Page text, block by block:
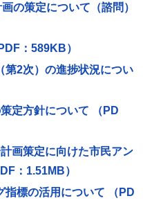
の策定について（諮問）
：589KB）
2次）の進捗状況につい
定方針について （PD
画策定に向けた市民アン
：1.51MB）
標の活用について （PD